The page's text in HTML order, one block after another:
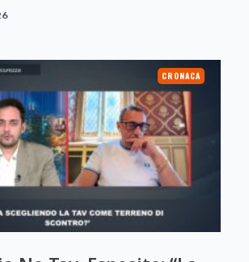
CRONACA